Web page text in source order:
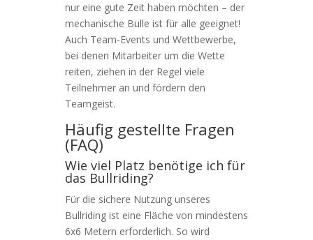
nur eine gute Zeit haben möchten – der
mechanische Bulle ist für alle geeignet!
Auch Team-Events und Wettbewerbe,
bei denen Mitarbeiter um die Wette
reiten, ziehen in der Regel viele
Teilnehmer an und fördern den
Teamgeist.
Häufig gestellte Fragen
(FAQ)
Wie viel Platz benötige ich für
das Bullriding?
Für die sichere Nutzung unseres
Bullriding ist eine Fläche von mindestens
6x6 Metern erforderlich. So wird